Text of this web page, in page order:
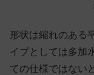
形状は縮れのある
イプとしては多加
ての仕様ではない